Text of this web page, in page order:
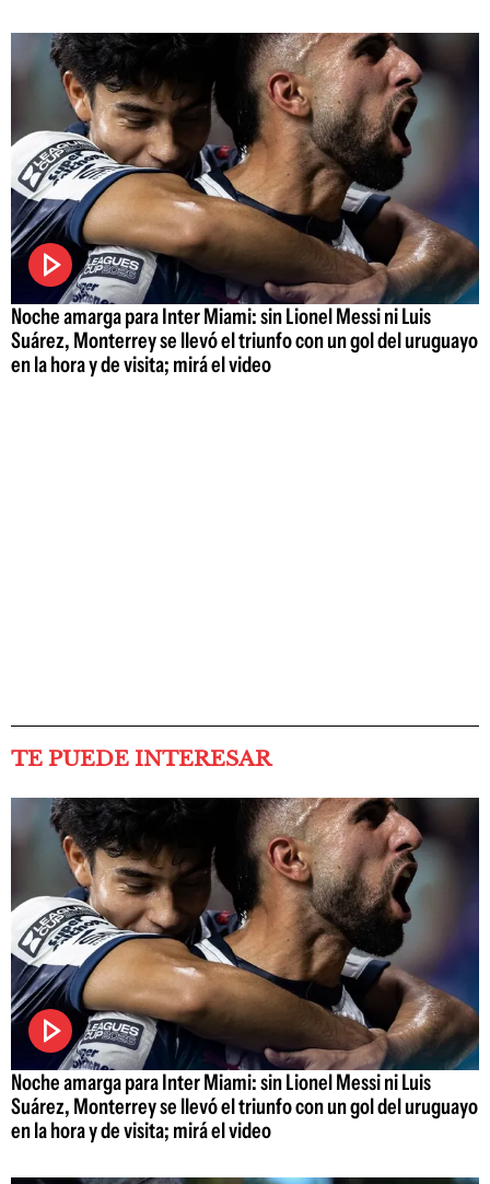
Noche amarga para Inter Miami: sin Lionel Messi ni Luis
Suárez, Monterrey se llevó el triunfo con un gol del uruguayo
en la hora y de visita; mirá el video
TE PUEDE INTERESAR
Noche amarga para Inter Miami: sin Lionel Messi ni Luis
Suárez, Monterrey se llevó el triunfo con un gol del uruguayo
en la hora y de visita; mirá el video